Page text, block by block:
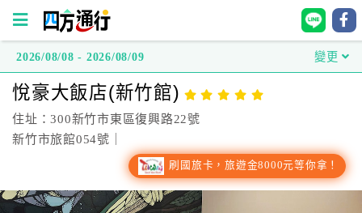
方
通
行
2026/08/08 - 2026/08/09 變更
悅豪大飯店(新竹館)
住址：300新竹市東區復興路22號
新竹市旅館054號｜
刷國旅卡，旅遊金8000元等你拿！